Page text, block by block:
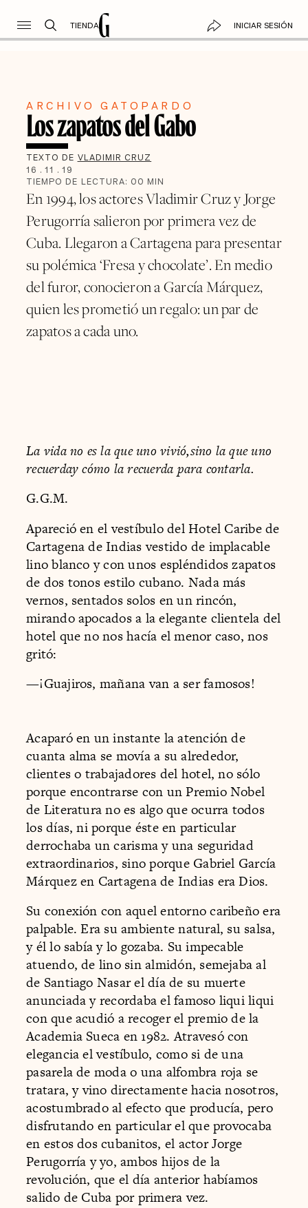
TIENDA INICIAR SESIÓN
ARCHIVO GATOPARDO
Los zapatos del Gabo
TEXTO DE VLADIMIR CRUZ
16 . 11 . 19
TIEMPO DE LECTURA: 00 MIN
En 1994, los actores Vladimir Cruz y Jorge
Perugorría salieron por primera vez de
Cuba. Llegaron a Cartagena para presentar
su polémica ‘Fresa y chocolate’. En medio
del furor, conocieron a García Márquez,
quien les prometió un regalo: un par de
zapatos a cada uno.
La vida no es la que uno vivió,sino la que uno
recuerday cómo la recuerda para contarla.
G.G.M.
Apareció en el vestíbulo del Hotel Caribe de
Cartagena de Indias vestido de implacable
lino blanco y con unos espléndidos zapatos
de dos tonos estilo cubano. Nada más
vernos, sentados solos en un rincón,
mirando apocados a la elegante clientela del
hotel que no nos hacía el menor caso, nos
gritó:
—¡Guajiros, mañana van a ser famosos!
Acaparó en un instante la atención de
cuanta alma se movía a su alrededor,
clientes o trabajadores del hotel, no sólo
porque encontrarse con un Premio Nobel
de Literatura no es algo que ocurra todos
los días, ni porque éste en particular
derrochaba un carisma y una seguridad
extraordinarios, sino porque Gabriel García
Márquez en Cartagena de Indias era Dios.
Su conexión con aquel entorno caribeño era
palpable. Era su ambiente natural, su salsa,
y él lo sabía y lo gozaba. Su impecable
atuendo, de lino sin almidón, semejaba al
de Santiago Nasar el día de su muerte
anunciada y recordaba el famoso liqui liqui
con que acudió a recoger el premio de la
Academia Sueca en 1982. Atravesó con
elegancia el vestíbulo, como si de una
pasarela de moda o una alfombra roja se
tratara, y vino directamente hacia nosotros,
acostumbrado al efecto que producía, pero
disfrutando en particular el que provocaba
en estos dos cubanitos, el actor Jorge
Perugorría y yo, ambos hijos de la
revolución, que el día anterior habíamos
salido de Cuba por primera vez.